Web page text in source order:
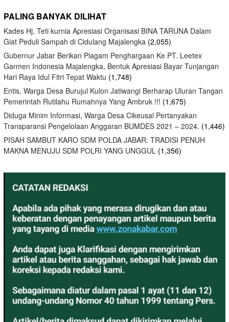
PALING BANYAK DILIHAT
Kades Hj. Teti kurnia Apresiasi Organisasi BINA TARUNA Dalam
Giat Peduli Sampah di Cidulang Majalengka (2,055)
Gubernur Jabar Berikan Piagam Penghargaan Ke PT. Leetex
Garmen Indonesia Majalengka, Bentuk Apresiasi Bayar Tunjangan
Hari Raya Idul Fitri Tepat Waktu (1,748)
Entis, Warga Desa Burujul Kulon Jatiwangi Berharap Uluran Tangan
Pemerintah Rutilahu Rumahnya Yang Ambruk !!! (1,675)
Diduga Minim Informasi, Warga Desa Cikeusal Pertanyakan
Transparansi Pengelolaan Anggaran BUMDES 2021 – 2024. (1,446)
PISAH SAMBUT KARO SDM POLDA JABAR: TRADISI PENUH
MAKNA MENUJU SDM POLRI YANG UNGGUL (1,356)